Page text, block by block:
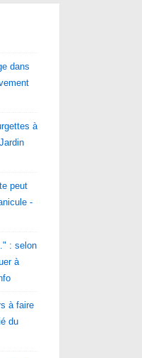
dans
à
peut
-
: selon
à
à faire
du